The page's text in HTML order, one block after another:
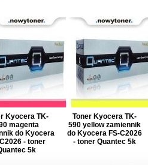
Kyocera TK-
magenta
do Kyocera
- toner
5k
Toner Kyocera TK-
590 yellow zamiennik
do Kyocera FS-C2026
- toner Quantec 5k